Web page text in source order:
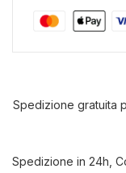
Spedizione gratuita
Spedizione in 24h,